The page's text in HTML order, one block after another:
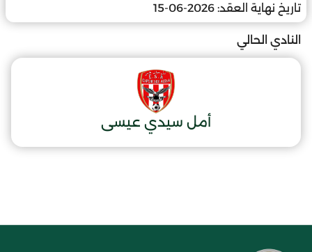
تاريخ نهاية العقد: 2026-06-15
النادي الحالي
أمل سيدي عيسى